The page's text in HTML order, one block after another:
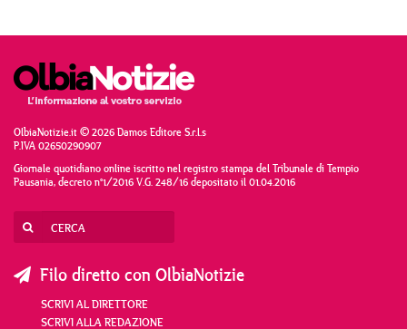
OlbiaNotizie.it © 2026 Damos Editore S.r.l.s
P.IVA 02650290907
Giornale quotidiano online iscritto nel registro stampa del Tribunale di Tempio
Pausania, decreto n°1/2016 V.G. 248/16 depositato il 01.04.2016
Filo diretto con OlbiaNotizie
SCRIVI AL DIRETTORE
SCRIVI ALLA REDAZIONE